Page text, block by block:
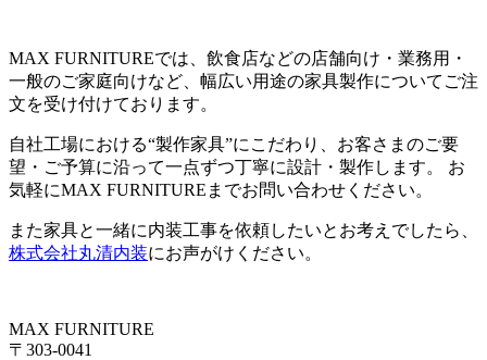
MAX FURNITUREでは、飲食店などの店舗向け・業務用・
一般のご家庭向けなど、幅広い用途の家具製作についてご注
文を受け付けております。
自社工場における“製作家具”にこだわり、お客さまのご要
望・ご予算に沿って一点ずつ丁寧に設計・製作します。 お
気軽にMAX FURNITUREまでお問い合わせください。
また家具と一緒に内装工事を依頼したいとお考えでしたら、
株式会社丸清内装にお声がけください。
MAX FURNITURE
〒303-0041